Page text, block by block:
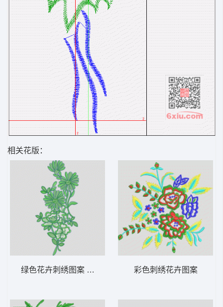
相关花版：
绿色花卉刺绣图案 牛仔裤 彩色刺绣花卉图案